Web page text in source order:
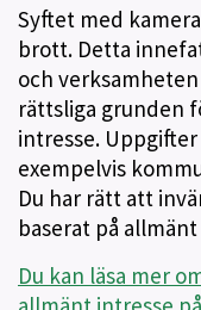
Syftet med
brott. Detta
och
rättsliga grunden
intresse.
exempelvis
Du har rätt att
baserat på
Du kan läsa mer